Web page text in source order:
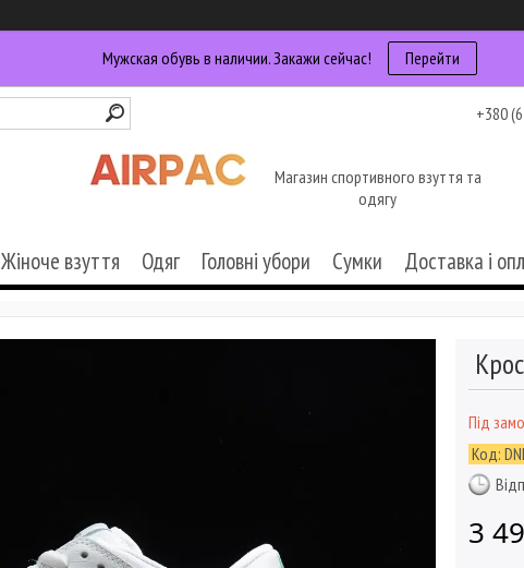
Мужская обувь в наличии. Закажи сейчас! Перейти
+380
Магазин спортивного взуття та
одягу
Жіноче взуття Одяг Головні убори Сумки Доставка і
Під
Код:
3